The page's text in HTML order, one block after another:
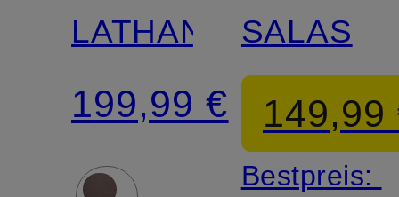
LATHAN
199,99 €
SALAS
149,99
Bestpreis: